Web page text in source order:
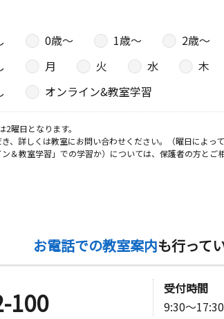
0歳〜 1歳〜 2歳〜
月 火 水 木
オンライン&教室学習
曜日となります。
詳しくは教室にお問い合わせください。（曜日によっ
教室学習」での学習か）については、保護者の方とご
お電話での教室案内も行って
100
受付時間
9:30～